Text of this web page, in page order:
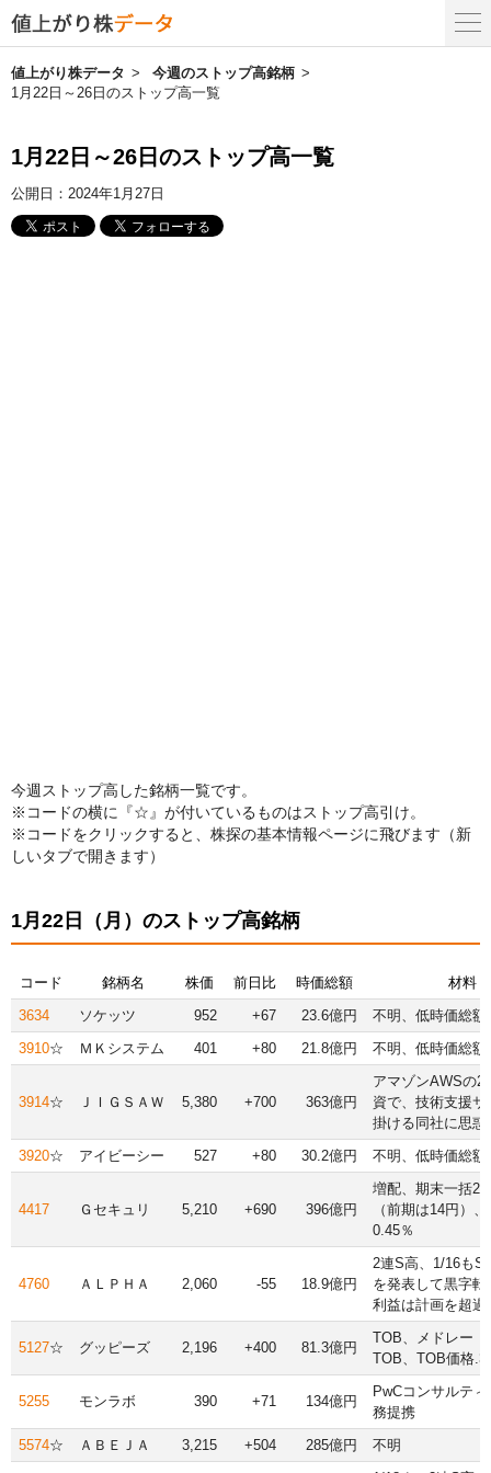
値上がり株データ
今週のストップ高銘柄
1月22日～26日のストップ高一覧
1月22日～26日のストップ高一覧
公開日： 2024年1月27日
今週ストップ高した銘柄一覧です。
※コードの横に『☆』が付いているものはストップ高引け。
※コードをクリックすると、株探の基本情報ページに飛びます（新
しいタブで開きます）
1月22日（月）のストップ高銘柄
コード 銘柄名 株価 前日比 時価総額
材料
3634
ソケッツ 952 +67 23.6億円
不明、低時価総額
3910☆ ＭＫシステム 401 +80 21.8億円 不明、低時価総額
3914☆ ＪＩＧＳＡＷ 5,380 +700 363億円
アマゾンAWSの
資で、技術支援サ
掛ける同社に思惑
3920☆ アイビーシー 527 +80 30.2億円 不明、低時価総額
4417 Ｇセキュリ 5,210 +690 396億円
増配、期末一括23
（前期は14円）
0.45％
4760 ＡＬＰＨＡ 2,060 -55 18.9億円
2連S高、1/16もS
を発表して黒字転
利益は計画を超過
5127☆ グッピーズ 2,196 +400 81.3億円
TOB、メドレー（
TOB、TOB価格
5255 モンラボ 390 +71 134億円
PwCコンサルテ
務提携
5574☆ ＡＢＥＪＡ 3,215 +504 285億円
不明